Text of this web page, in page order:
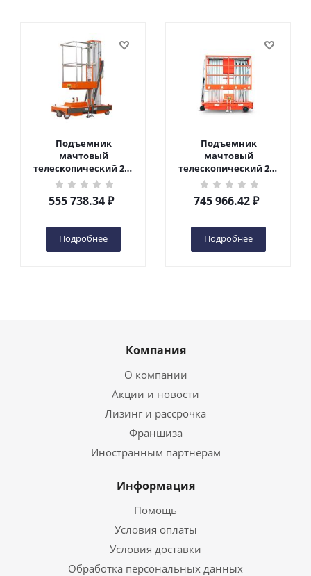
Подъемник
мачтовый
телескопический 200
кг 6 м TOR GTWY6-200S
DC 2-мачтовый
(автономный) (G) в
555 738.34₽
Подробнее
Подъемник
мачтовый
телескопический 200
кг 10 м TOR GTWY10-
200S DC 2-мачтовый
(автономный) (N) в
745 966.42₽
Подробнее
Компания
О компании
Акции и новости
Лизинг и рассрочка
Франшиза
Иностранным партнерам
Информация
Помощь
Условия оплаты
Условия доставки
Обработка персональных данных